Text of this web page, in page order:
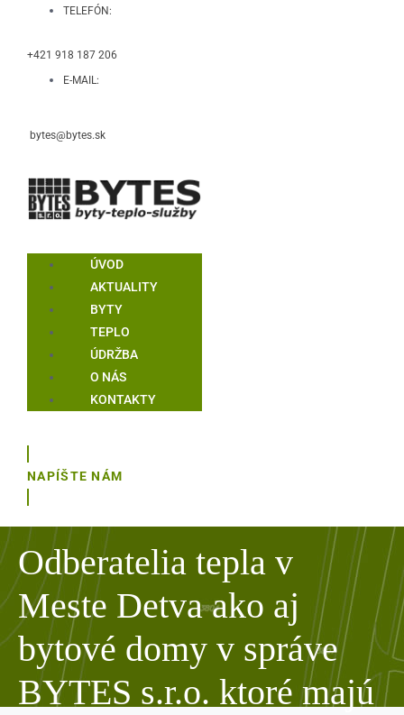
TELEFÓN:
+421 918 187 206
E-MAIL:
bytes@bytes.sk
ÚVOD
AKTUALITY
BYTY
TEPLO
ÚDRŽBA
O NÁS
KONTAKTY
NAPÍŠTE NÁM
Odberatelia tepla v
Meste Detva ako aj
bytové domy v správe
BYTES s.r.o. ktoré majú